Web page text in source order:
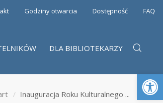
Godziny otwarcia Dostępność FAQ
DLA BIBLIOTEKARZY
Inauguracja Roku Kulturalnego ...